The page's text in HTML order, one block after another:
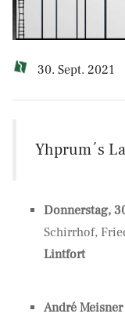
30. Sept. 2021
Yhprum´s
Donnerstag,
Schirrhof,
Lintfort
André Meisner